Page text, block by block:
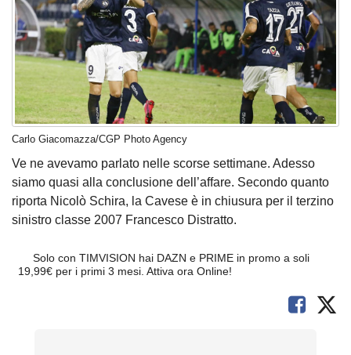
Carlo Giacomazza/CGP Photo Agency
Ve ne avevamo parlato nelle scorse settimane. Adesso
siamo quasi alla conclusione dell’affare. Secondo quanto
riporta Nicolò Schira, la Cavese è in chiusura per il terzino
sinistro classe 2007 Francesco Distratto.
Solo con TIMVISION hai DAZN e PRIME in promo a soli
19,99€ per i primi 3 mesi. Attiva ora Online!